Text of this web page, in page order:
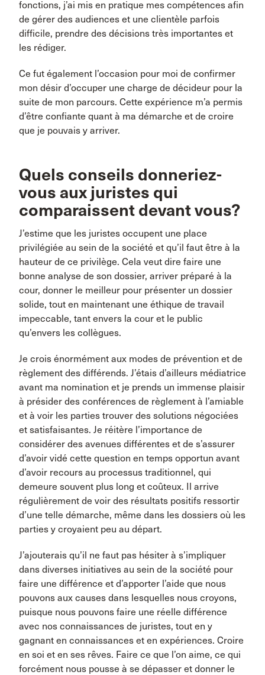
fonctions, j’ai mis en pratique mes compétences afin
de gérer des audiences et une clientèle parfois
difficile, prendre des décisions très importantes et
les rédiger.
Ce fut également l’occasion pour moi de confirmer
mon désir d’occuper une charge de décideur pour la
suite de mon parcours. Cette expérience m’a permis
d’être confiante quant à ma démarche et de croire
que je pouvais y arriver.
Quels conseils donneriez-
vous aux juristes qui
comparaissent devant vous?
J’estime que les juristes occupent une place
privilégiée au sein de la société et qu’il faut être à la
hauteur de ce privilège. Cela veut dire faire une
bonne analyse de son dossier, arriver préparé à la
cour, donner le meilleur pour présenter un dossier
solide, tout en maintenant une éthique de travail
impeccable, tant envers la cour et le public
qu’envers les collègues.
Je crois énormément aux modes de prévention et de
règlement des différends. J’étais d’ailleurs médiatrice
avant ma nomination et je prends un immense plaisir
à présider des conférences de règlement à l’amiable
et à voir les parties trouver des solutions négociées
et satisfaisantes. Je réitère l’importance de
considérer des avenues différentes et de s’assurer
d’avoir vidé cette question en temps opportun avant
d’avoir recours au processus traditionnel, qui
demeure souvent plus long et coûteux. Il arrive
régulièrement de voir des résultats positifs ressortir
d’une telle démarche, même dans les dossiers où les
parties y croyaient peu au départ.
J’ajouterais qu’il ne faut pas hésiter à s’impliquer
dans diverses initiatives au sein de la société pour
faire une différence et d’apporter l’aide que nous
pouvons aux causes dans lesquelles nous croyons,
puisque nous pouvons faire une réelle différence
avec nos connaissances de juristes, tout en y
gagnant en connaissances et en expériences. Croire
en soi et en ses rêves. Faire ce que l’on aime, ce qui
forcément nous pousse à se dépasser et donner le